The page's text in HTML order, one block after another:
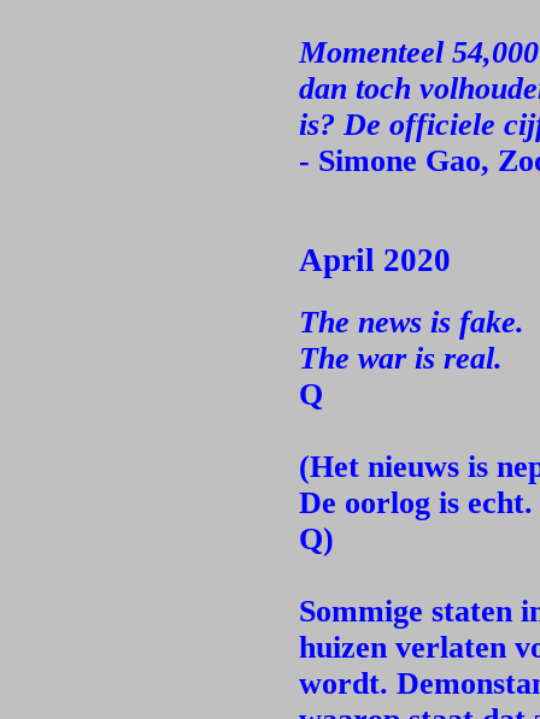
Momenteel
dan toch
is? De officiele
- Simone Gao,
April 2020
The news is fake.
The war is real.
Q
(Het nieuws is
De oorlog is echt.
Q)
Sommige staten
huizen verlaten
wordt.